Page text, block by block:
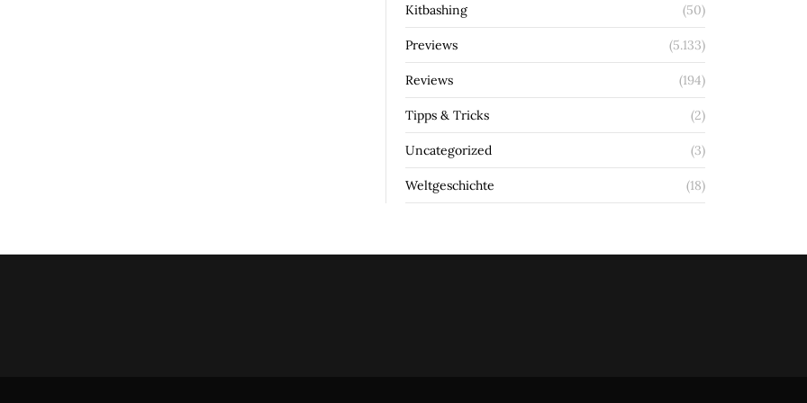
Kitbashing (50)
Previews (5.133)
Reviews (194)
Tipps & Tricks (2)
Uncategorized (3)
Weltgeschichte (18)